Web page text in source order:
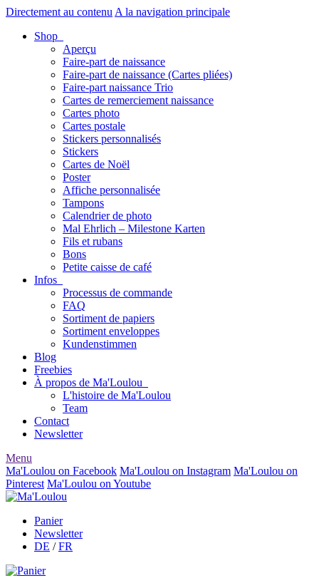
Directement au contenu A la navigation principale
Shop
Aperçu
Faire-part de naissance
Faire-part de naissance (Cartes pliées)
Faire-part naissance Trio
Cartes de remerciement naissance
Cartes photo
Cartes postale
Stickers personnalisés
Stickers
Cartes de Noël
Poster
Affiche personnalisée
Tampons
Calendrier de photo
Mal Ehrlich – Milestone Karten
Fils et rubans
Bons
Petite caisse de café
Infos
Processus de commande
FAQ
Sortiment de papiers
Sortiment enveloppes
Kundenstimmen
Blog
Freebies
À propos de Ma'Loulou
L'histoire de Ma'Loulou
Team
Contact
Newsletter
Menu
Ma'Loulou on Facebook Ma'Loulou on Instagram Ma'Loulou on
Pinterest Ma'Loulou on Youtube
Panier
Newsletter
DE /FR